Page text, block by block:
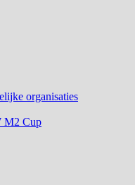
organisaties
M2 Cup